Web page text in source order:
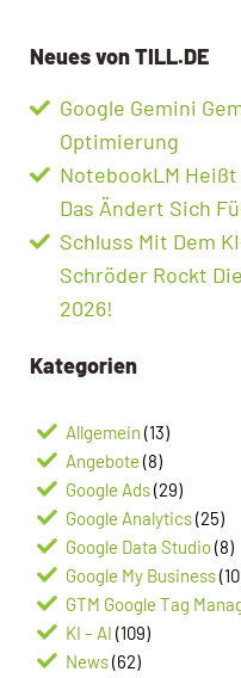
Neues von TILL.DE
Google Gemini
Optimierung
NotebookLM
Das Ändert Sich
Schluss Mit Dem
Schröder Rockt
2026!
Kategorien
Allgemein (13)
Angebote (8)
Google Ads(29)
Google Analytics(25)
Google Data Studio(8)
Google My Business
GTM Google Tag
KI – AI (109)
News(62)